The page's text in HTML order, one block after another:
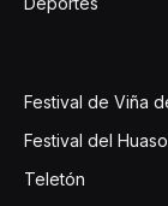
Festival de Viña
Festival del
Teletón